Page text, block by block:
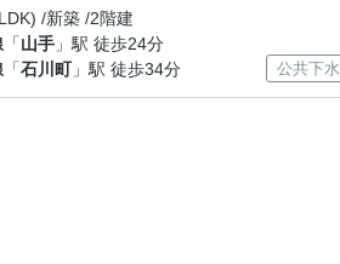
/新築 /2階建
「山手 」駅 徒歩24分
「石川町」駅 徒歩34分 公共下水